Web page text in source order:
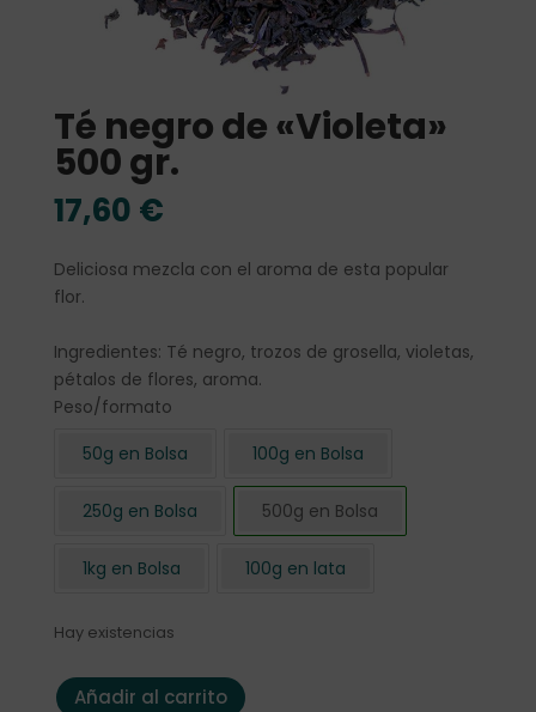
Té negro de «Violeta»
500 gr.
17,60 €
Deliciosa mezcla con el aroma de esta popular
flor.
Ingredientes: Té negro, trozos de grosella, violetas,
pétalos de flores, aroma.
Peso/formato
50g en Bolsa
100g en Bolsa
250g en Bolsa 500g en Bolsa
1kg en Bolsa 100g en lata
Hay existencias
Té negro de "Violeta" 500 gr. cantidad
Añadir al carrito